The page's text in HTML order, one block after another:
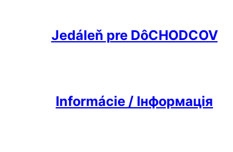
Jedáleň pre DôCHODCOV
Informácie / Інформація